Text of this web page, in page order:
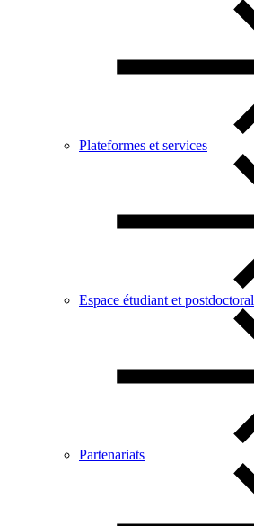
Plateformes et services
Espace étudiant et postdoctoral
Partenariats